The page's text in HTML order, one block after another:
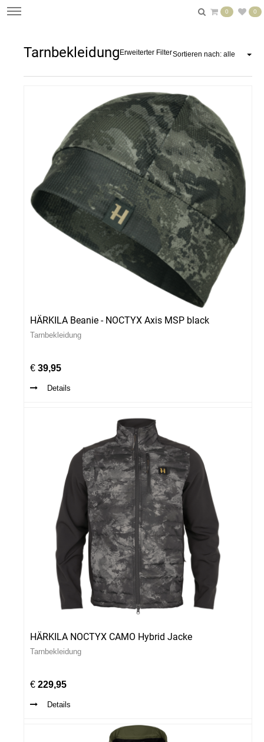
0 0
Tarnbekleidung Erweiterter FilterSortieren nach: alle
HÄRKILA Beanie - NOCTYX Axis MSP black
Tarnbekleidung
€ 39,95
Details
HÄRKILA NOCTYX CAMO Hybrid Jacke
Tarnbekleidung
€ 229,95
Details